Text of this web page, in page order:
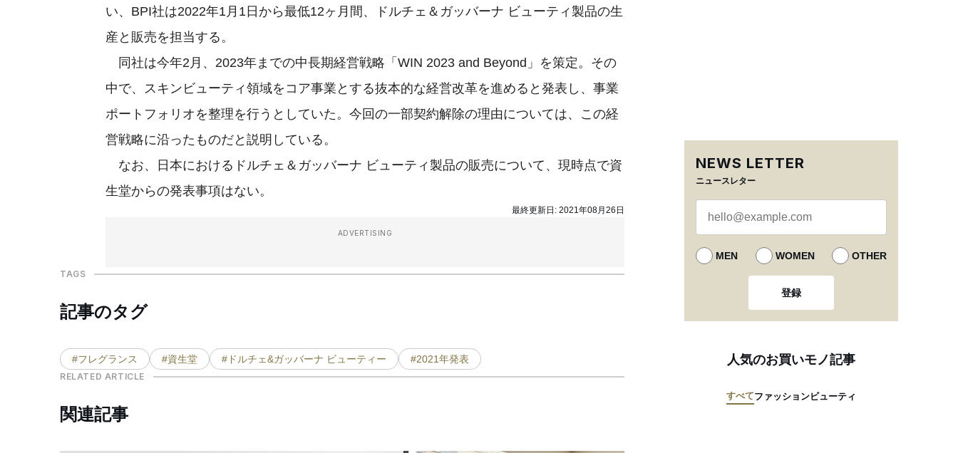
い、BPI社は2022年1月1日から最低12ヶ月間、ドルチェ＆ガッバーナ ビューティ製品の生
産と販売を担当する。
同社は今年2月、2023年までの中長期経営戦略「WIN 2023 and Beyond」を策定。その
中で、スキンビューティ領域をコア事業とする抜本的な経営改革を進めると発表し、事業
ポートフォリオを整理を行うとしていた。今回の一部契約解除の理由については、この経
営戦略に沿ったものだと説明している。
なお、日本におけるドルチェ＆ガッバーナ ビューティ製品の販売について、現時点で資
生堂からの発表事項はない。
最終更新日: 2021年08月26日
ADVERTISING
TAGS
記事のタグ
#フレグランス #資生堂 #ドルチェ&ガッバーナ ビューティー #2021年発表
RELATED ARTICLE
関連記事
NEWS LETTER
ニュースレター
MEN WOMEN OTHER
登録
人気のお買いモノ記事
すべてファッションビューティ